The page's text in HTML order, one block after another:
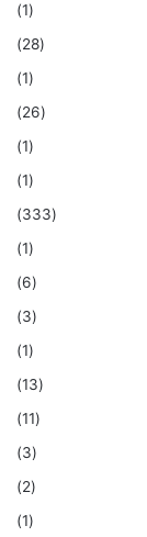
(1)
(28)
(1)
(26)
(1)
(1)
(333)
(1)
(6)
(3)
(1)
(13)
(11)
(3)
(2)
(1)